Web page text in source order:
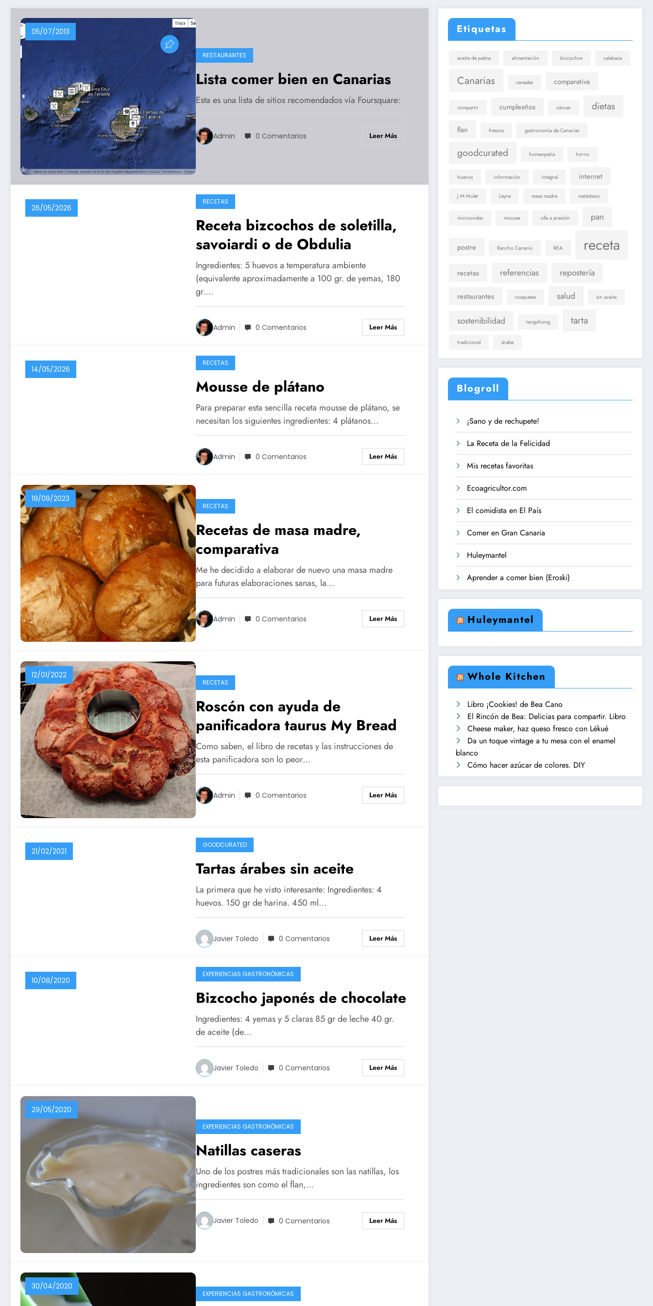
05/07/2013
RESTAURANTES
Lista comer bien en Canarias
Esta es una lista de sitios recomendados vía Foursquare:
Admin 0 Comentarios Leer Más
26/05/2026
RECETAS
Receta bizcochos de soletilla,
savoiardi o de Obdulia
Ingredientes: 5 huevos a temperatura ambiente
(equivalente aproximadamente a 100 gr. de yemas, 180
gr.…
Admin 0 Comentarios Leer Más
14/05/2026
RECETAS
Mousse de plátano
Para preparar esta sencilla receta mousse de plátano, se
necesitan los siguientes ingredientes: 4 plátanos…
Admin 0 Comentarios Leer Más
19/09/2023
RECETAS
Recetas de masa madre,
comparativa
Me he decidido a elaborar de nuevo una masa madre
para futuras elaboraciones sanas, la…
Admin 0 Comentarios Leer Más
12/01/2022
RECETAS
Roscón con ayuda de
panificadora taurus My Bread
Como saben, el libro de recetas y las instrucciones de
esta panificadora son lo peor…
Admin 0 Comentarios Leer Más
21/02/2021
GOODCURATED
Tartas árabes sin aceite
La primera que he visto interesante: Ingredientes: 4
huevos. 150 gr de harina. 450 ml…
Javier Toledo 0 Comentarios Leer Más
10/08/2020
EXPERIENCIAS GASTRONÓMICAS
Bizcocho japonés de chocolate
Ingredientes: 4 yemas y 5 claras 85 gr de leche 40 gr.
de aceite (de…
Javier Toledo 0 Comentarios Leer Más
29/05/2020
EXPERIENCIAS GASTRONÓMICAS
Natillas caseras
Uno de los postres más tradicionales son las natillas, los
ingredientes son como el flan,…
Javier Toledo 0 Comentarios Leer Más
30/04/2020
EXPERIENCIAS GASTRONÓMICAS
Etiquetas
aceite de palma alimentación bizcochos calabaza
Canarias cereales comparativa
compartir cumpleaños cáncer dietas
flan frescos gastronomía de Canarias
goodcurated homeopatia horno
huevos información integral internet
J.M.Mulet Leyre masa madre metástasis
microondas mousse olla a presión pan
postre Rancho Canario REA receta
recetas referencias repostería
restaurantes rosquetes salud sin aceite
sostenibilidad tangzhong tarta
tradicional árabe
Blogroll
¡Sano y de rechupete!
La Receta de la Felicidad
Mis recetas favoritas
Ecoagricultor.com
El comidista en El País
Comer en Gran Canaria
Huleymantel
Aprender a comer bien (Eroski)
Huleymantel
Whole Kitchen
Libro ¡Cookies! de Bea Cano
El Rincón de Bea: Delicias para compartir. Libro
Cheese maker, haz queso fresco con Lékué
Da un toque vintage a tu mesa con el enamel
blanco
Cómo hacer azúcar de colores. DIY